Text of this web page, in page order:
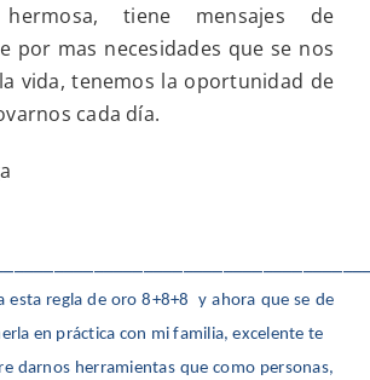
tiene mensajes de
por mas necesidades que se nos
vida, tenemos la oportunidad de
cada día.
esta regla de oro 8+8+8 y ahora que se de
en práctica con mi familia, excelente te
darnos herramientas que como personas,